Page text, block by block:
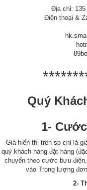
Địa chỉ: 135
Điện thoại &
Quý
1-
Giá hiển thị trên sp chỉ là
quý khách hàng đặt hàng
chuyển theo cước bưu
vào Trọng lượng
2-